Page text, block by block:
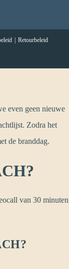
Retourbeleid
even geen nieuwe
Zodra het
de branddag.
van 30 minuten